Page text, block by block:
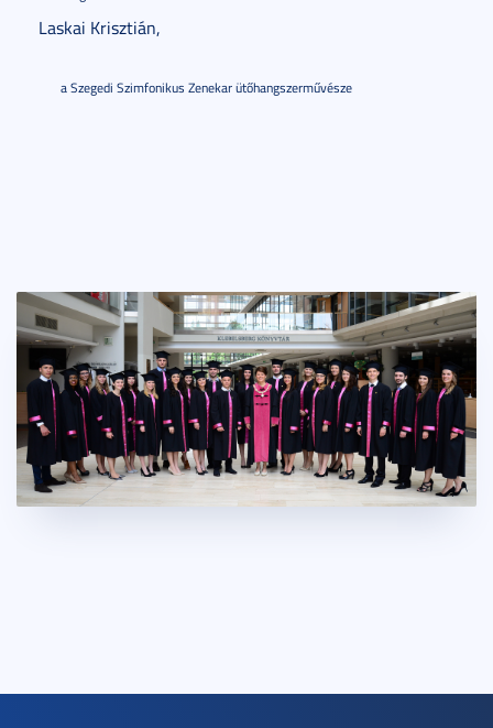
Laskai Krisztián,
a Szegedi Szimfonikus Zenekar ütőhangszerművésze